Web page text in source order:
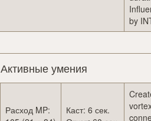
by
Активные умения
Расход MP:
Каст: 6 сек.